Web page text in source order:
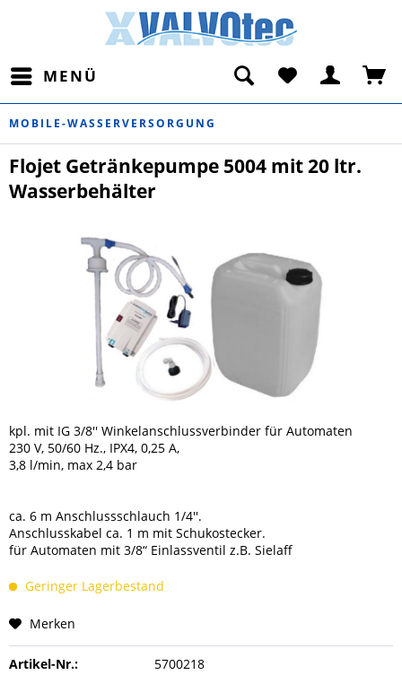
MENÜ
MOBILE-WASSERVERSORGUNG
Flojet Getränkepumpe 5004 mit 20 ltr.
Wasserbehälter
kpl. mit IG 3/8'' Winkelanschlussverbinder für Automaten
230 V, 50/60 Hz., IPX4, 0,25 A,
3,8 l/min, max 2,4 bar
ca. 6 m Anschlussschlauch 1/4''.
Anschlusskabel ca. 1 m mit Schukostecker.
für Automaten mit 3/8“ Einlassventil z.B. Sielaff
Geringer Lagerbestand
Merken
Artikel-Nr.: 5700218